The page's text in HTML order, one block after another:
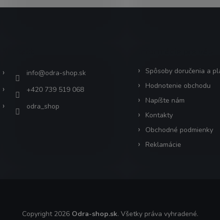
info@odra-shop.sk
+420 739 519 068
odra_shop
Spôsoby doručenia a
Hodnotenie obchodu
Napíšte nám
Kontakty
Obchodné podmienky
Reklamácie
Copyright 2026 Odra-shop.sk. Všetky práva vyhradené.